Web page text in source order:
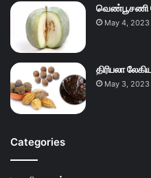
வெண்பூசணி
May 4, 2023
திரிபலா
May 3, 2023
Categories